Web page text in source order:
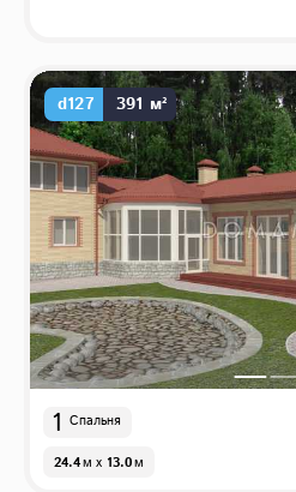
d127 391 м²
1 Спальня
24.4м x 13.0м